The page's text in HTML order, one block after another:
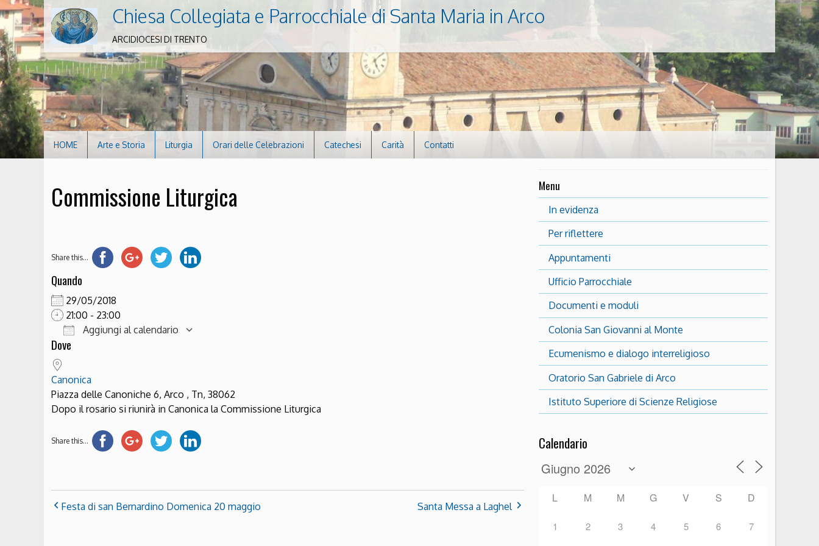
Chiesa Collegiata e Parrocchiale di Santa Maria in Arco
ARCIDIOCESI DI TRENTO
HOME Arte e Storia Liturgia Orari delle Celebrazioni Catechesi Carità Contatti
Commissione Liturgica
Share this...
Quando
29/05/2018
21:00 - 23:00
Aggiungi al calendario
Outlook Live
Dove
Canonica
Piazza delle Canoniche 6, Arco , Tn, 38062
Dopo il rosario si riunirà in Canonica la Commissione Liturgica
Share this...
Festa di san Bernardino Domenica 20 maggio Santa Messa a Laghel
Menu
In evidenza
Per riflettere
Appuntamenti
Ufficio Parrocchiale
Documenti e moduli
Colonia San Giovanni al Monte
Ecumenismo e dialogo interreligioso
Oratorio San Gabriele di Arco
Istituto Superiore di Scienze Religiose
Calendario
L M M G V S D
1 2 3 4 5 6 7